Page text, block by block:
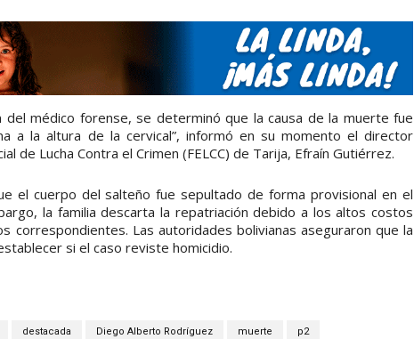
del médico forense, se determinó que la causa de la muerte fue
a la altura de la cervical”, informó en su momento el director
de Lucha Contra el Crimen (FELCC) de Tarija, Efraín Gutiérrez.
el cuerpo del salteño fue sepultado de forma provisional en el
la familia descarta la repatriación debido a los altos costos
correspondientes. Las autoridades bolivianas aseguraron que la
si el caso reviste homicidio.
destacada Diego Alberto Rodríguez muerte p2